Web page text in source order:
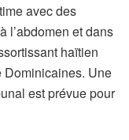
avec des
l’abdomen et dans
haïtien
Dominicaines. Une
est prévue pour